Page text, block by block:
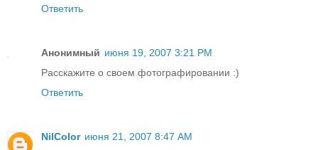
Ответить
Анонимный июня 19, 2007 3:21 PM
Расскажите о своем фотографировании :)
Ответить
NilColor июня 21, 2007 8:47 AM